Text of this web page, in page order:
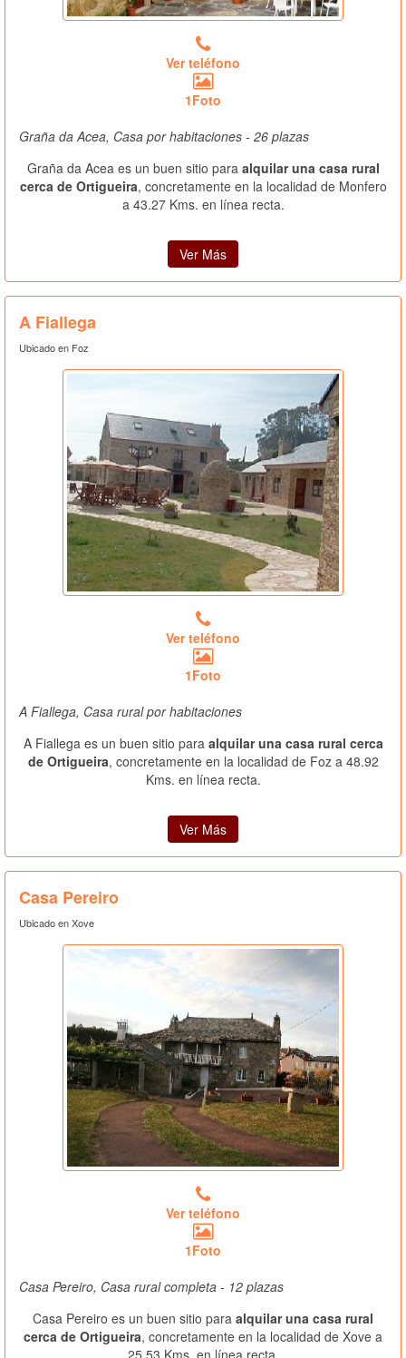
Ver teléfono
1Foto
Graña da Acea, Casa por habitaciones - 26 plazas
Graña da Acea es un buen sitio para alquilar una casa rural
cerca de Ortigueira, concretamente en la localidad de Monfero
a 43.27 Kms. en línea recta.
Ver Más
A Fiallega
Ubicado en Foz
Ver teléfono
1Foto
A Fiallega, Casa rural por habitaciones
A Fiallega es un buen sitio para alquilar una casa rural cerca
de Ortigueira, concretamente en la localidad de Foz a 48.92
Kms. en línea recta.
Ver Más
Casa Pereiro
Ubicado en Xove
Ver teléfono
1Foto
Casa Pereiro, Casa rural completa - 12 plazas
Casa Pereiro es un buen sitio para alquilar una casa rural
cerca de Ortigueira, concretamente en la localidad de Xove a